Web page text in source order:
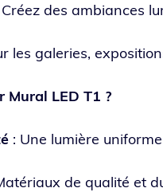
Créez des ambiances
les gale­ries,
LED T1 ?
: Une lumière
de qua­li­té et